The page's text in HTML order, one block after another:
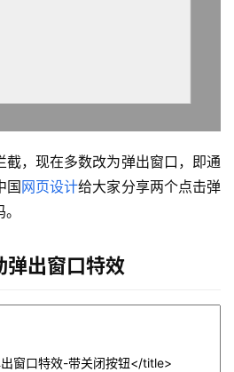
截，现在多数改为弹出窗口，即通
国 网页设计给大家分享两个点击弹
出窗口特效